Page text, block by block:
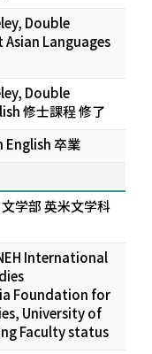
Double
Asian Languages
Double
修士課程 修了
English 卒業
学部 英米文学科
International
Foundation for
University of
Faculty status